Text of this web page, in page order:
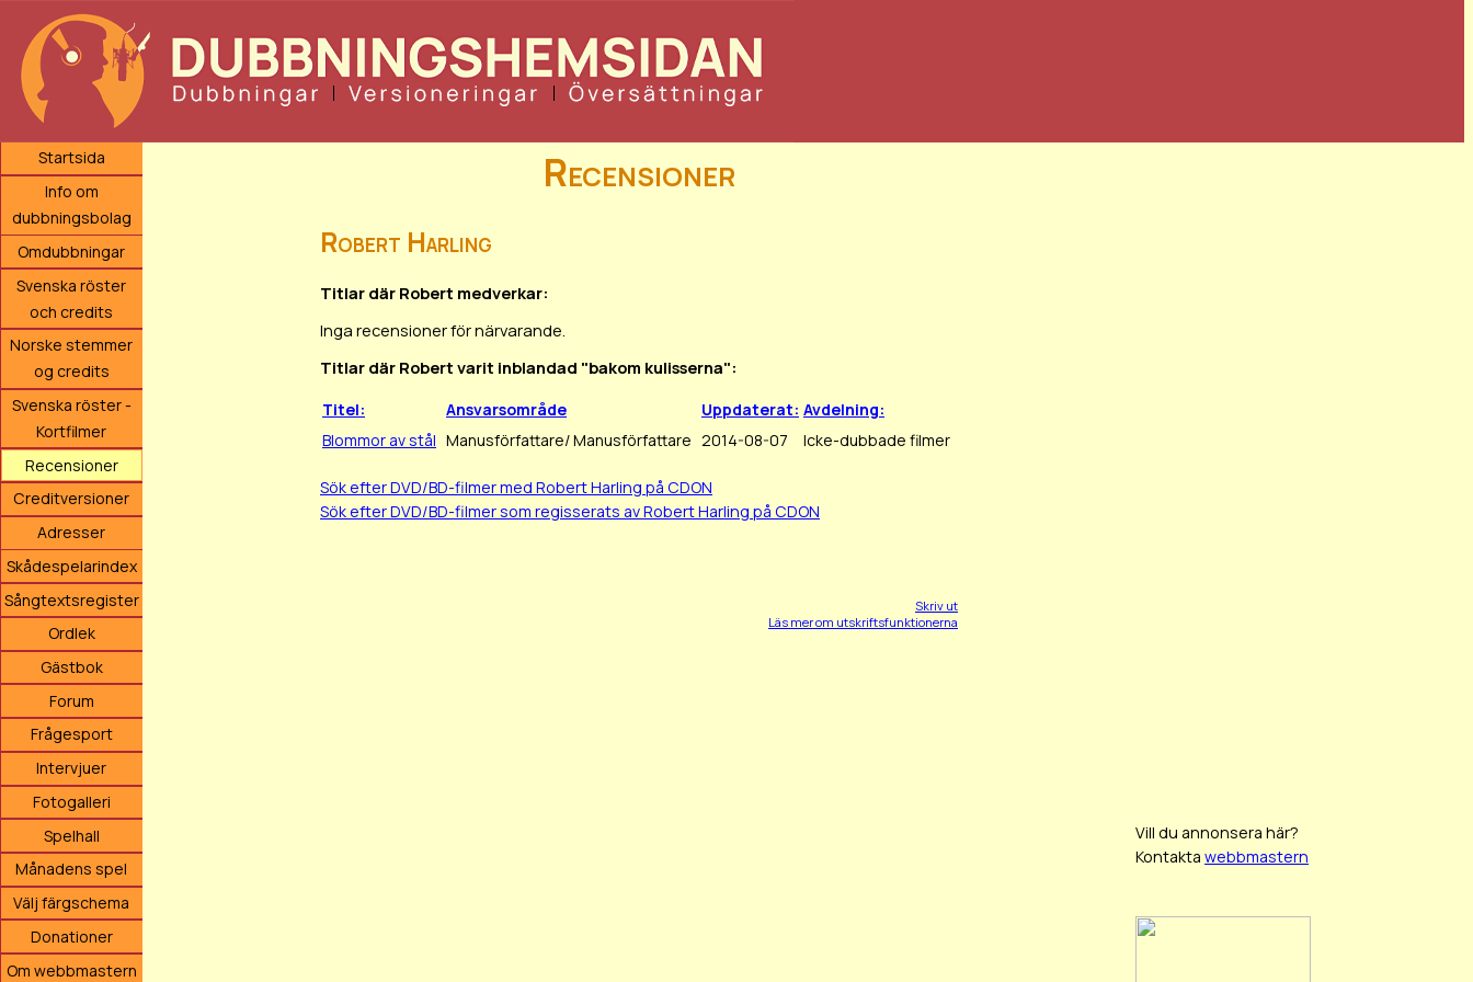
Startsida
Info om
dubbningsbolag
Omdubbningar
Svenska röster
och credits
Norske stemmer
og credits
Svenska röster -
Kortfilmer
Recensioner
Creditversioner
Adresser
Skådespelarindex
Sångtextsregister
Ordlek
Gästbok
Forum
Frågesport
Intervjuer
Fotogalleri
Spelhall
Månadens spel
Välj färgschema
Donationer
Om webbmastern
Recensioner
Robert Harling
Titlar där Robert medverkar:
Inga recensioner för närvarande.
Titlar där Robert varit inblandad "bakom kulisserna":
Titel: Ansvarsområde Uppdaterat: Avdelning:
Blommor av stål Manusförfattare/ Manusförfattare 2014-08-07 Icke-dubbade filmer
Sök efter DVD/BD-filmer med Robert Harling på CDON
Sök efter DVD/BD-filmer som regisserats av Robert Harling på CDON
Skriv ut
Läs mer om utskriftsfunktionerna
Vill du annonsera här?
Kontakta webbmastern